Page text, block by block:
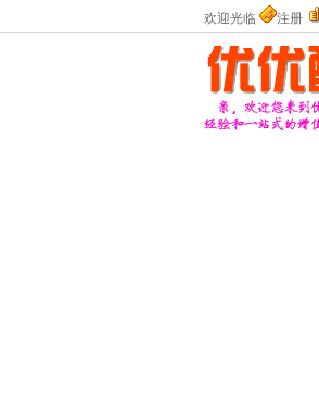
欢迎光临 注册